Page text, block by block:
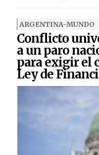
ARGENTINA-MUNDO
Conflicto
a un paro
para exigir el
Ley de